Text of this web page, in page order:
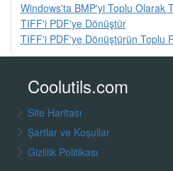
Windows'ta BMP'yi Toplu Olarak
TIFF'i PDF'ye Dönüştür
TIFF'i PDF'ye Dönüştürün Toplu
Coolutils.com
Site Haritası
Şartlar ve Koşullar
Gizlilik Politikası